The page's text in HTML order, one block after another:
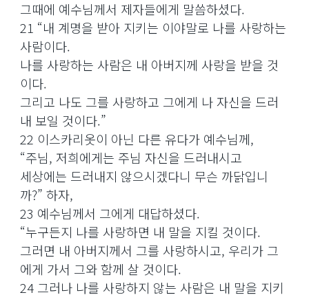
그때에 예수님께서 제자들에게 말씀하셨다.
21 “내 계명을 받아 지키는 이야말로 나를 사랑하는
사람이다.
나를 사랑하는 사람은 내 아버지께 사랑을 받을 것
이다.
그리고 나도 그를 사랑하고 그에게 나 자신을 드러
내 보일 것이다.”
22 이스카리옷이 아닌 다른 유다가 예수님께,
“주님, 저희에게는 주님 자신을 드러내시고
세상에는 드러내지 않으시겠다니 무슨 까닭입니
까?” 하자,
23 예수님께서 그에게 대답하셨다.
“누구든지 나를 사랑하면 내 말을 지킬 것이다.
그러면 내 아버지께서 그를 사랑하시고, 우리가 그
에게 가서 그와 함께 살 것이다.
24 그러나 나를 사랑하지 않는 사람은 내 말을 지키